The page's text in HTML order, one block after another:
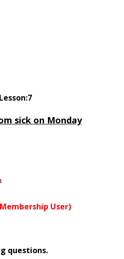
Lesson:7
sick on Monday
User)
questions.